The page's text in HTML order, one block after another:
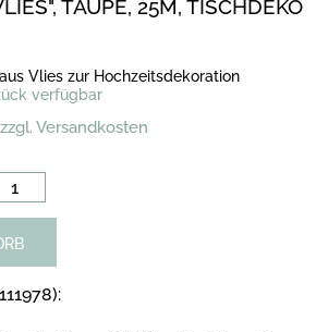
TAUPE, 25M, TISCHDEKO
Vlies zur Hochzeitsdekoration
verfügbar
zzgl. Versandkosten